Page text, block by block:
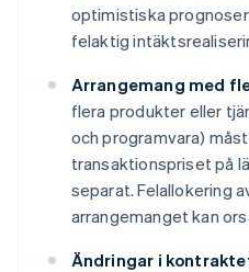
optimistiska
felaktig
Arrangemang med
flera produkter eller
och programvara)
transaktionspriset på
separat. Felallokering
arrangemanget kan
Ändringar i